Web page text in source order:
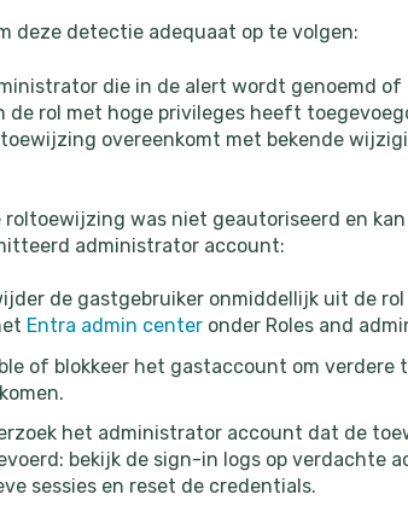
deze detectie adequaat op te volgen:
die in de alert wordt genoemd of
de rol met hoge privileges heeft
overeenkomt met bekende
roltoewijzing was niet geautoriseerd en
administrator account:
de gastgebruiker onmiddellijk uit de
Entra admin centeronder Roles and
of blokkeer het gastaccount om verdere
het administrator account dat de
bekijk de sign-in logs op verdachte
sessies en reset de credentials.